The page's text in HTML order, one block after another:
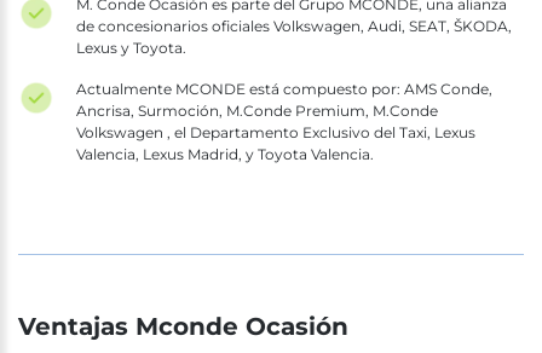
M. Conde Ocasión es parte del Grupo MCONDE, una alianza
de concesionarios oficiales Volkswagen, Audi, SEAT, ŠKODA,
Lexus y Toyota.
Actualmente MCONDE está compuesto por: AMS Conde,
Ancrisa, Surmoción, M.Conde Premium, M.Conde
Volkswagen , el Departamento Exclusivo del Taxi, Lexus
Valencia, Lexus Madrid, y Toyota Valencia.
Ventajas Mconde Ocasión